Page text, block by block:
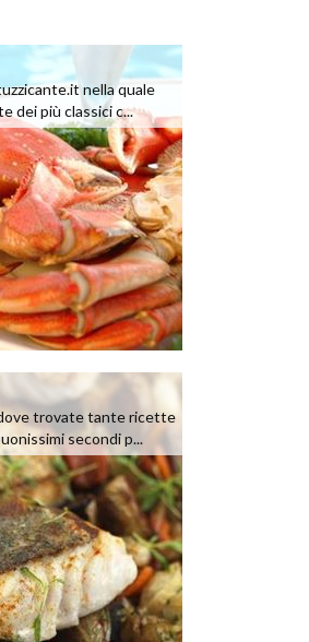
nella quale
dei più classici c...
trovate tante ricette
secondi p...